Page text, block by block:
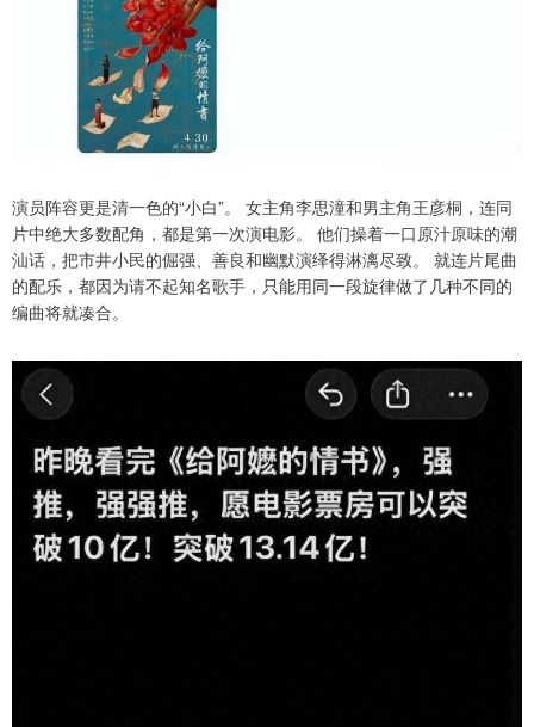
演员阵容更是清一色的“小白”。 女主角李思潼和男主角王彦桐，连同
片中绝大多数配角，都是第一次演电影。 他们操着一口原汁原味的潮
汕话，把市井小民的倔强、善良和幽默演绎得淋漓尽致。 就连片尾曲
的配乐，都因为请不起知名歌手，只能用同一段旋律做了几种不同的
编曲将就凑合。